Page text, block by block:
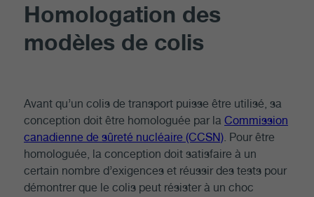
Homologation des
modèles de colis
Avant qu’un colis de transport puisse être utilisé, sa
conception doit être homologuée par la Commission
canadienne de sûreté nucléaire (CCSN). Pour être
homologuée, la conception doit satisfaire à un
certain nombre d’exigences et réussir des tests pour
démontrer que le colis peut résister à un choc